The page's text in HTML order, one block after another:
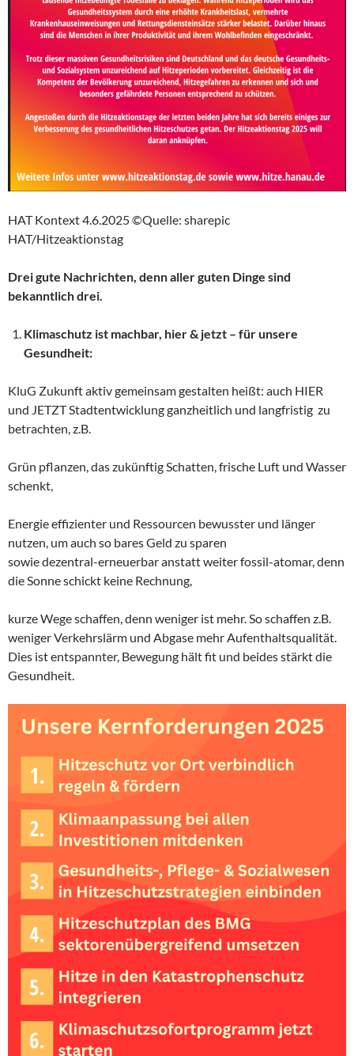
HAT Kontext 4.6.2025 ©Quelle: sharepic
HAT/Hitzeaktionstag
Drei gute Nachrichten, denn aller guten Dinge sind
bekanntlich drei.
Klimaschutz ist machbar, hier & jetzt – für unsere
Gesundheit:
KluG Zukunft aktiv gemeinsam gestalten heißt: auch HIER
und JETZT Stadtentwicklung ganzheitlich und langfristig zu
betrachten, z.B.
Grün pflanzen, das zukünftig Schatten, frische Luft und Wasser
schenkt,
Energie effizienter und Ressourcen bewusster und länger
nutzen, um auch so bares Geld zu sparen
sowie dezentral-erneuerbar anstatt weiter fossil-atomar, denn
die Sonne schickt keine Rechnung,
kurze Wege schaffen, denn weniger ist mehr. So schaffen z.B.
weniger Verkehrslärm und Abgase mehr Aufenthaltsqualität.
Dies ist entspannter, Bewegung hält fit und beides stärkt die
Gesundheit.